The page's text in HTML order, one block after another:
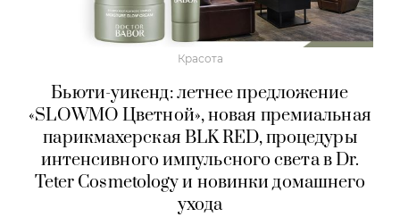
Красота
Бьюти-уикенд: летнее предложение
«SLOWMO Цветной», новая премиальная
парикмахерская BLK RED, процедуры
интенсивного импульсного света в Dr.
Teter Cosmetology и новинки домашнего
ухода